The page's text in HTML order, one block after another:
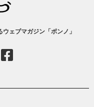
ェブマガジン「ボンノ」